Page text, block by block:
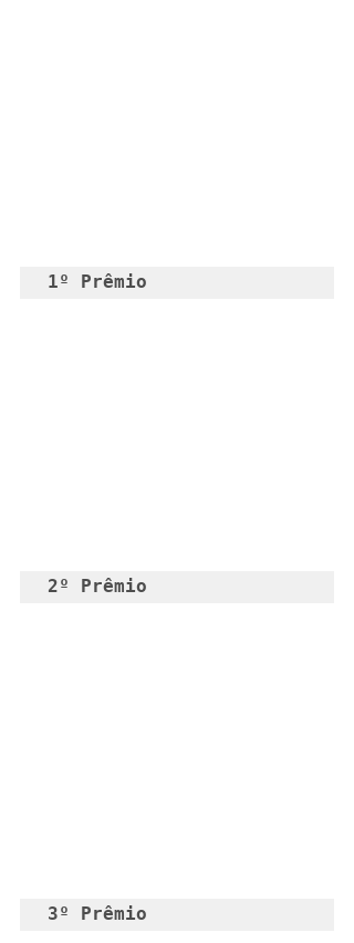
1º Prêmio
2º Prêmio
3º Prêmio